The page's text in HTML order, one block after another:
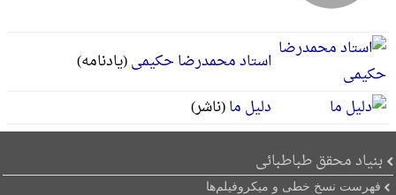
استاد محمدرضا حکیمی(یادنامه)
دلیل ما(ناشر)
بنیاد محقق طباطبائی
فهرست نسخ خطی و میکروفیلم‌ها